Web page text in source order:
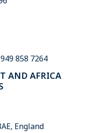
858 7264
AND AFRICA
England